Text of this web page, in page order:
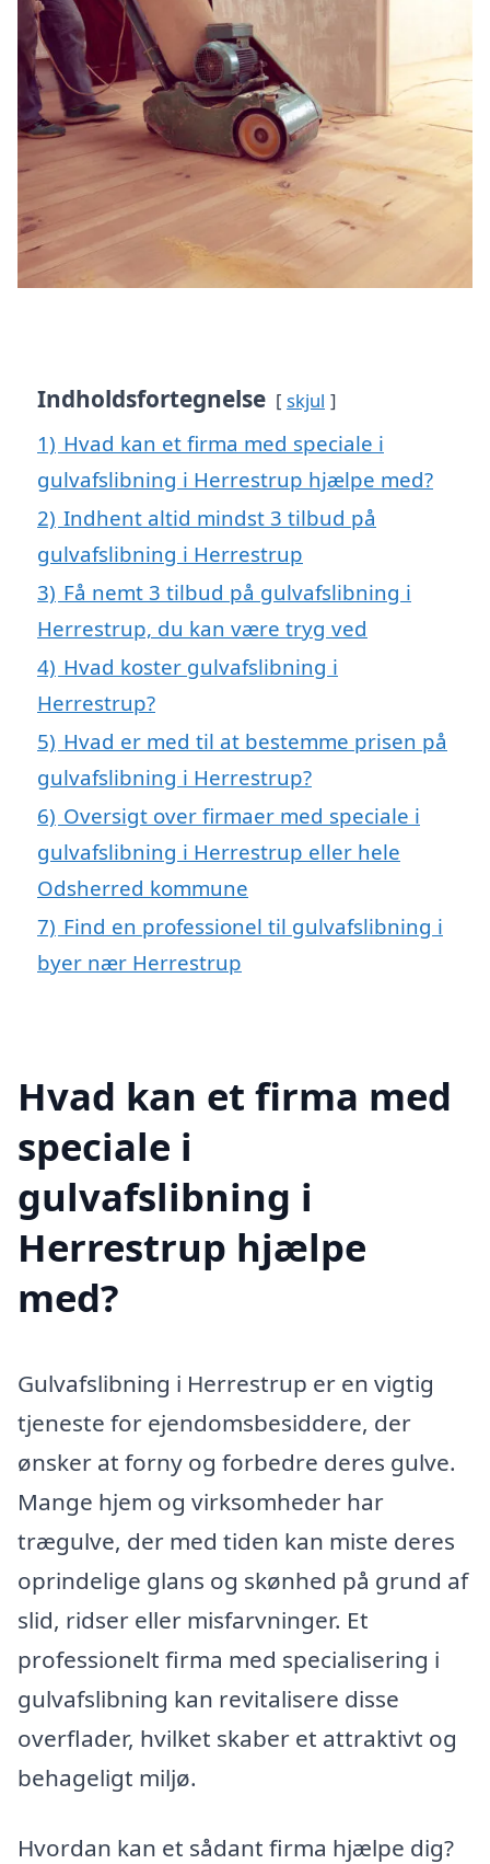
Indholdsfortegnelse skjul
1) Hvad kan et firma med speciale i
gulvafslibning i Herrestrup hjælpe med?
2) Indhent altid mindst 3 tilbud på
gulvafslibning i Herrestrup
3) Få nemt 3 tilbud på gulvafslibning i
Herrestrup, du kan være tryg ved
4) Hvad koster gulvafslibning i
Herrestrup?
5) Hvad er med til at bestemme prisen på
gulvafslibning i Herrestrup?
6) Oversigt over firmaer med speciale i
gulvafslibning i Herrestrup eller hele
Odsherred kommune
7) Find en professionel til gulvafslibning i
byer nær Herrestrup
Hvad kan et firma med
speciale i
gulvafslibning i
Herrestrup hjælpe
med?
Gulvafslibning i Herrestrup er en vigtig
tjeneste for ejendomsbesiddere, der
ønsker at forny og forbedre deres gulve.
Mange hjem og virksomheder har
trægulve, der med tiden kan miste deres
oprindelige glans og skønhed på grund af
slid, ridser eller misfarvninger. Et
professionelt firma med specialisering i
gulvafslibning kan revitalisere disse
overflader, hvilket skaber et attraktivt og
behageligt miljø.
Hvordan kan et sådant firma hjælpe dig?